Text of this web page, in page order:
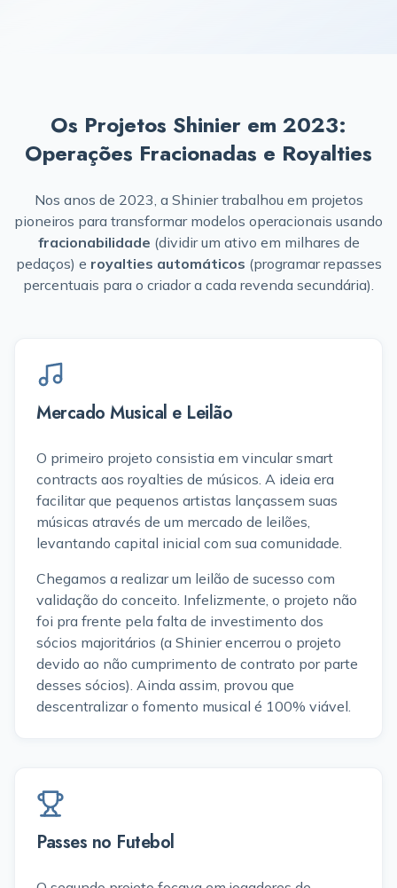
Os Projetos Shinier em 2023:
Operações Fracionadas e Royalties
Nos anos de 2023, a Shinier trabalhou em projetos
pioneiros para transformar modelos operacionais usando
fracionabilidade (dividir um ativo em milhares de
pedaços) e royalties automáticos (programar repasses
percentuais para o criador a cada revenda secundária).
Mercado Musical e Leilão
O primeiro projeto consistia em vincular smart
contracts aos royalties de músicos. A ideia era
facilitar que pequenos artistas lançassem suas
músicas através de um mercado de leilões,
levantando capital inicial com sua comunidade.
Chegamos a realizar um leilão de sucesso com
validação do conceito. Infelizmente, o projeto não
foi pra frente pela falta de investimento dos
sócios majoritários (a Shinier encerrou o projeto
devido ao não cumprimento de contrato por parte
desses sócios). Ainda assim, provou que
descentralizar o fomento musical é 100% viável.
Passes no Futebol